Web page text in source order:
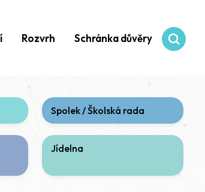
Rozvrh Schránka důvěry
Spolek / Školská rada
Jídelna